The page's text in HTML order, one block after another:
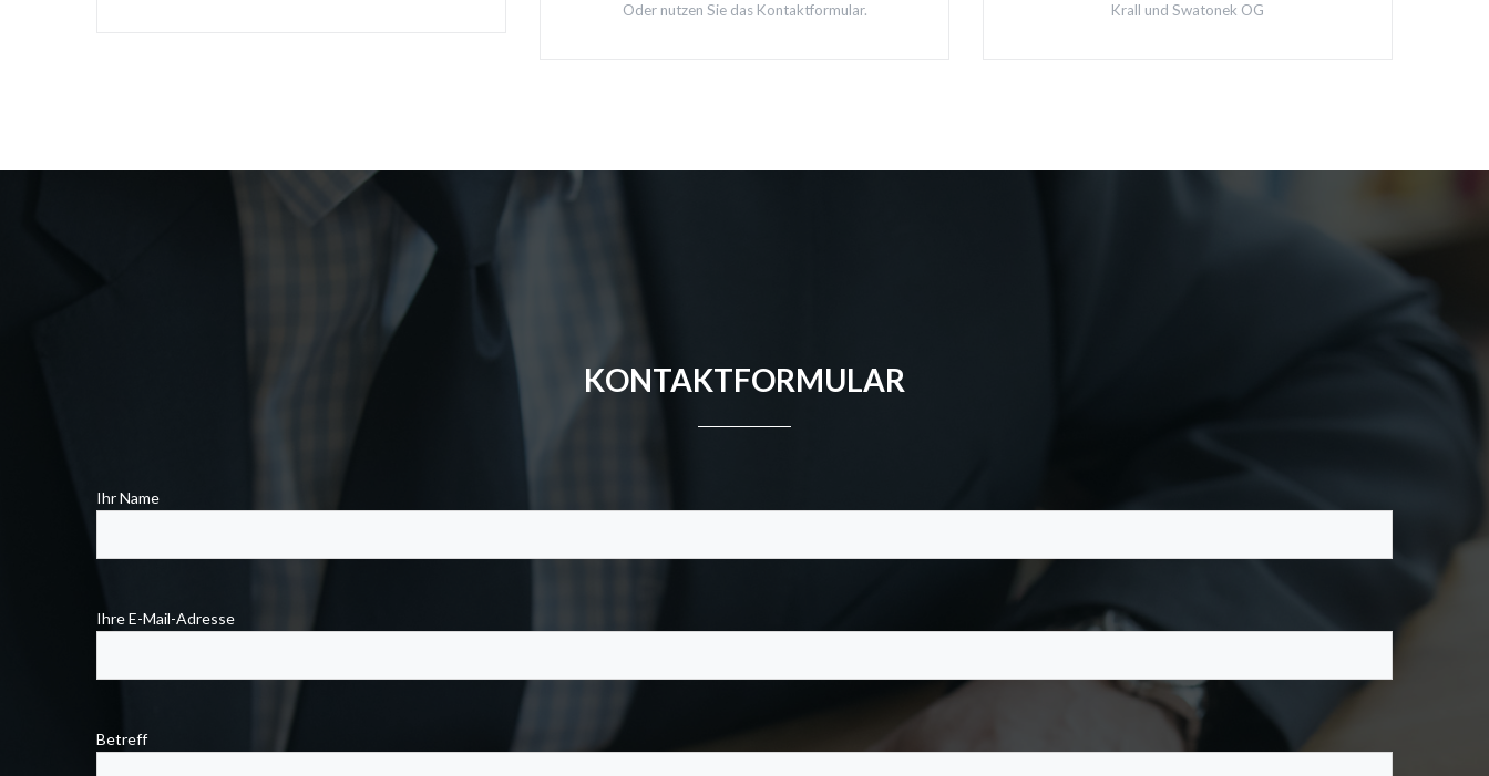
Oder nutzen Sie das Kontaktformular.
Krall und Swatonek OG
KONTAKTFORMULAR
Ihr Name
Ihre E-Mail-Adresse
Betreff